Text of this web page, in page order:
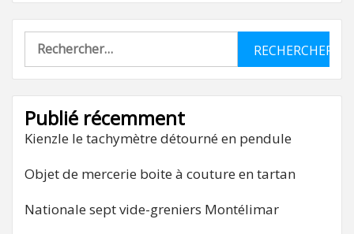
Rechercher :
Publié récemment
Kienzle le tachymètre détourné en pendule
Objet de mercerie boite à couture en tartan
Nationale sept vide-greniers Montélimar